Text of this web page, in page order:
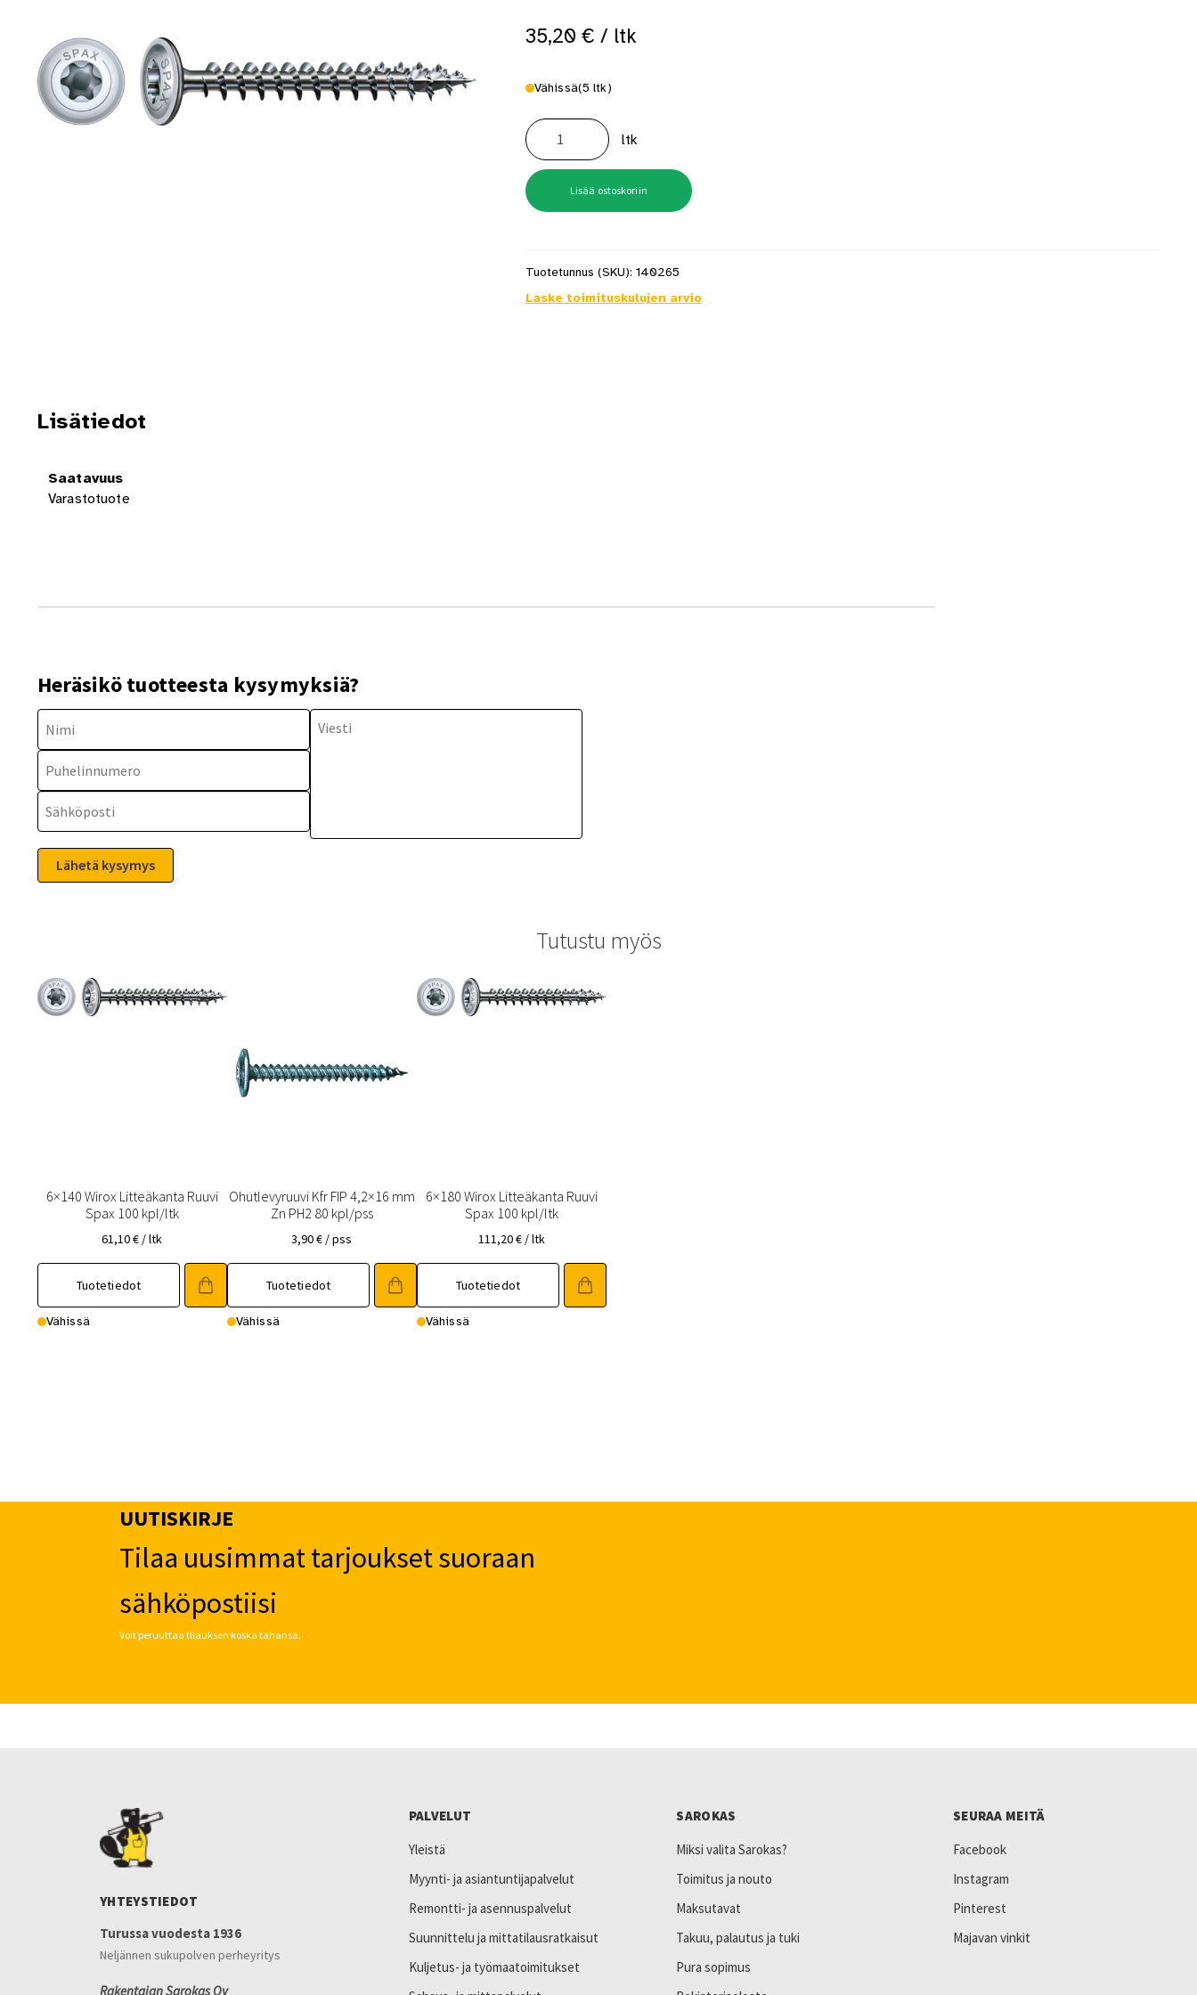
35,20 € / ltk
Vähissä(5 ltk)
6x60
Wirox
Litteäkanta
Spax
Ruuvi
200
kpl/ltk
määrä
ltk
Lisää ostoskoriin
Tuotetunnus (SKU): 140265
Laske toimituskulujen arvio
Lisätiedot
Saatavuus
Varastotuote
Heräsikö tuotteesta kysymyksiä?
Tutustu myös
6×140 Wirox Litteäkanta Ruuvi
Spax 100 kpl/ltk
61,10€ / ltk
Tuotetiedot
Vähissä
Ohutlevyruuvi Kfr FIP 4,2×16 mm
Zn PH2 80 kpl/pss
3,90€ / pss
Tuotetiedot
Vähissä
6×180 Wirox Litteäkanta Ruuvi
Spax 100 kpl/ltk
111,20€ / ltk
Tuotetiedot
Vähissä
UUTISKIRJE
Tilaa uusimmat tarjoukset suoraan
sähköpostiisi
Voit peruuttaa tilauksen koska tahansa.
YHTEYSTIEDOT
Turussa vuodesta 1936
Neljännen sukupolven perheyritys
Rakentajan Sarokas Oy
PALVELUT
Yleistä
Myynti- ja asiantuntijapalvelut
Remontti- ja asennuspalvelut
Suunnittelu ja mittatilausratkaisut
Kuljetus- ja työmaatoimitukset
SAROKAS
Miksi valita Sarokas?
Toimitus ja nouto
Maksutavat
Takuu, palautus ja tuki
Pura sopimus
SEURAA MEITÄ
Facebook
Instagram
Pinterest
Majavan vinkit